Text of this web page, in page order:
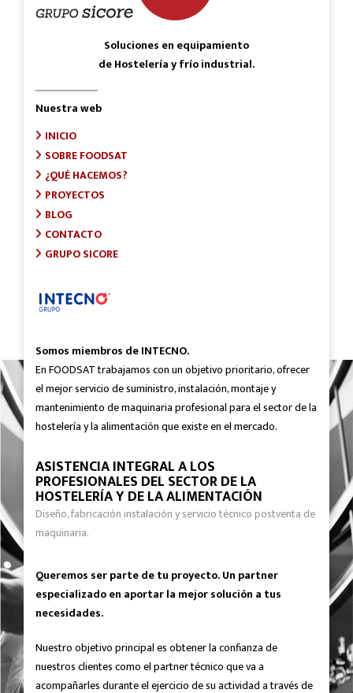
Soluciones en equipamiento
de Hostelería y frío industrial.
Nuestra web
INICIO
SOBRE FOODSAT
¿QUÉ HACEMOS?
PROYECTOS
BLOG
CONTACTO
GRUPO SICORE
Somos miembros de INTECNO.
En FOODSAT trabajamos con un objetivo prioritario, ofrecer
el mejor servicio de suministro, instalación, montaje y
mantenimiento de maquinaria profesional para el sector de la
hostelería y la alimentación que existe en el mercado.
ASISTENCIA INTEGRAL A LOS
PROFESIONALES DEL SECTOR DE LA
HOSTELERÍA Y DE LA ALIMENTACIÓN
Diseño, fabricación instalación y servicio técnico postventa de
maquinaria.
Queremos ser parte de tu proyecto. Un partner
especializado en aportar la mejor solución a tus
necesidades.
Nuestro objetivo principal es obtener la confianza de
nuestros clientes como el partner técnico que va a
acompañarles durante el ejercicio de su actividad a través de